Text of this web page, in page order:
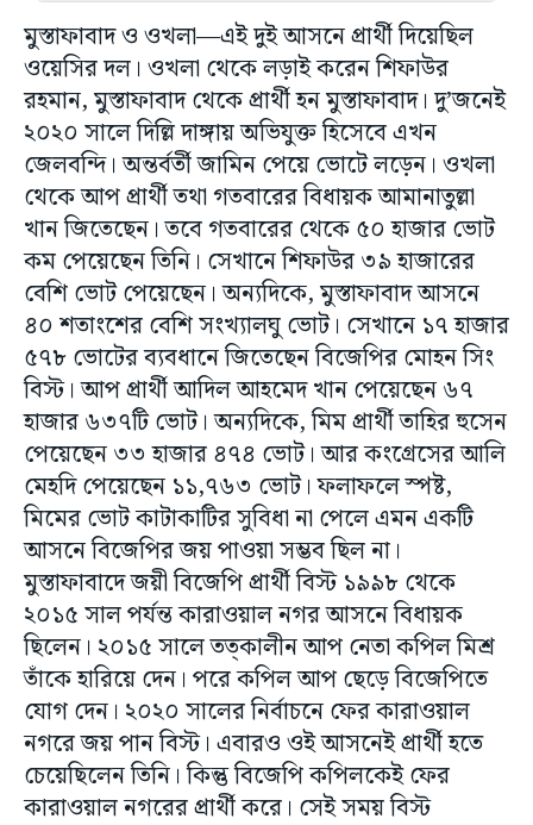
মুস্তাফাবাদ ও ওখলা—এই দুই আসনে প্রার্থী দিয়েছিল
ওয়েসির দল। ওখলা থেকে লড়াই করেন শিফাউর
রহমান, মুস্তাফাবাদ থেকে প্রার্থী হন মুস্তাফাবাদ। দু’জনেই
২০২০ সালে দিল্লি দাঙ্গায় অভিযুক্ত হিসেবে এখন
জেলবন্দি। অন্তর্বর্তী জামিন পেয়ে ভোটে লড়েন। ওখলা
থেকে আপ প্রার্থী তথা গতবারের বিধায়ক আমানাতুল্লা
খান জিতেছেন। তবে গতবারের থেকে ৫০ হাজার ভোট
কম পেয়েছেন তিনি। সেখানে শিফাউর ৩৯ হাজারের
বেশি ভোট পেয়েছেন। অন্যদিকে, মুস্তাফাবাদ আসনে
৪০ শতাংশের বেশি সংখ্যালঘু ভোট। সেখানে ১৭ হাজার
৫৭৮ ভোটের ব্যবধানে জিতেছেন বিজেপির মোহন সিং
বিস্ট। আপ প্রার্থী আদিল আহমেদ খান পেয়েছেন ৬৭
হাজার ৬৩৭টি ভোট। অন্যদিকে, মিম প্রার্থী তাহির হুসেন
পেয়েছেন ৩৩ হাজার ৪৭৪ ভোট। আর কংগ্রেসের আলি
মেহদি পেয়েছেন ১১,৭৬৩ ভোট। ফলাফলে স্পষ্ট,
মিমের ভোট কাটাকাটির সুবিধা না পেলে এমন একটি
আসনে বিজেপির জয় পাওয়া সম্ভব ছিল না।
মুস্তাফাবাদে জয়ী বিজেপি প্রার্থী বিস্ট ১৯৯৮ থেকে
২০১৫ সাল পর্যন্ত কারাওয়াল নগর আসনে বিধায়ক
ছিলেন। ২০১৫ সালে তত্কালীন আপ নেতা কপিল মিশ্র
তাঁকে হারিয়ে দেন। পরে কপিল আপ ছেড়ে বিজেপিতে
যোগ দেন। ২০২০ সালের নির্বাচনে ফের কারাওয়াল
নগরে জয় পান বিস্ট। এবারও ওই আসনেই প্রার্থী হতে
চেয়েছিলেন তিনি। কিন্তু বিজেপি কপিলকেই ফের
কারাওয়াল নগরের প্রার্থী করে। সেই সময় বিস্ট